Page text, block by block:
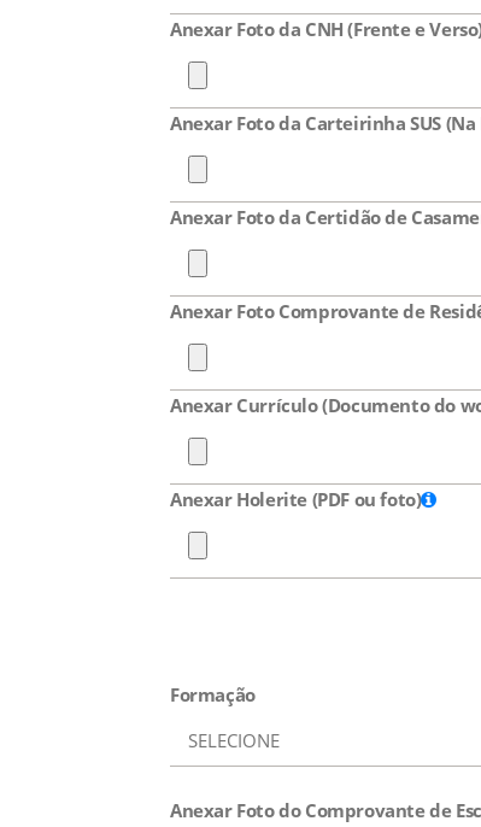
Anexar Foto da CNH (Frente e
Anexar Foto da Carteirinha SUS
Anexar Foto da Certidão de
Anexar Foto Comprovante de
Anexar Currículo (Documento do
Anexar Holerite (PDF ou foto)
Formação
Anexar Foto do Comprovante de